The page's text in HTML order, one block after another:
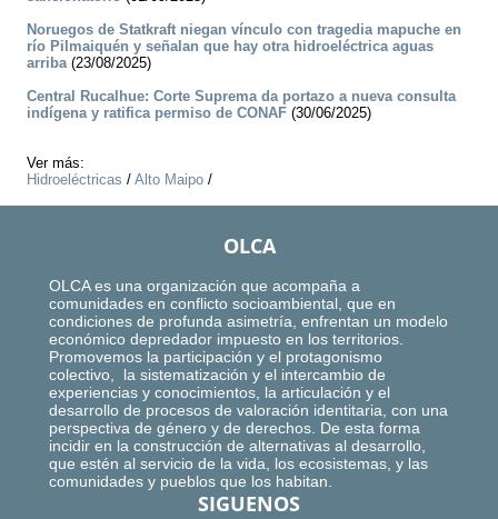
Noruegos de Statkraft niegan vínculo con tragedia mapuche en
río Pilmaiquén y señalan que hay otra hidroeléctrica aguas
arriba(23/08/2025)
Central Rucalhue: Corte Suprema da portazo a nueva consulta
indígena y ratifica permiso de CONAF (30/06/2025)
Ver más:
Hidroeléctricas / Alto Maipo /
OLCA
OLCA es una organización que acompaña a
comunidades en conflicto socioambiental, que en
condiciones de profunda asimetría, enfrentan un modelo
económico depredador impuesto en los territorios.
Promovemos la participación y el protagonismo
colectivo, la sistematización y el intercambio de
experiencias y conocimientos, la articulación y el
desarrollo de procesos de valoración identitaria, con una
perspectiva de género y de derechos. De esta forma
incidir en la construcción de alternativas al desarrollo,
que estén al servicio de la vida, los ecosistemas, y las
comunidades y pueblos que los habitan.
SIGUENOS